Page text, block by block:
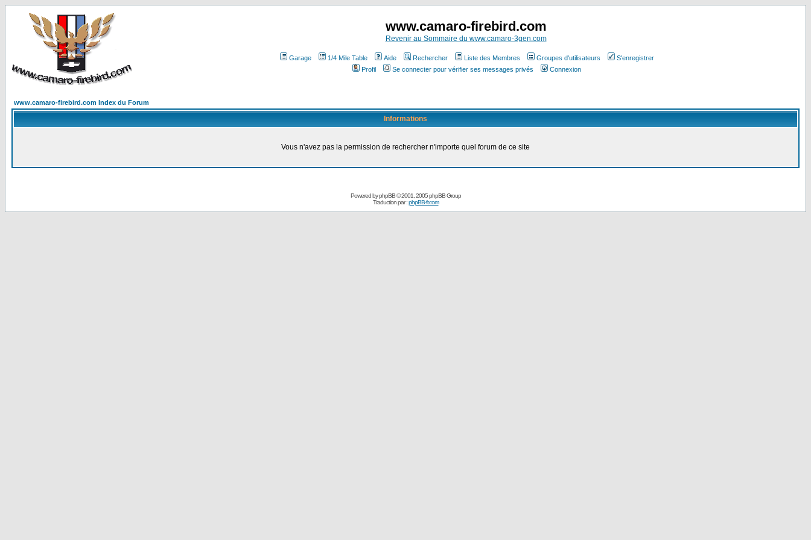
www.camaro-firebird.com
Revenir au Sommaire du www.camaro-3gen.com
Garage 1/4 Mile Table Aide Rechercher Liste des Membres Groupes d'utilisateurs
S'enregistrer
Profil
Se connecter pour vérifier ses messages privés Connexion
www.camaro-firebird.com Index du Forum
Informations
Vous n'avez pas la permission de rechercher n'importe quel forum de ce site
Powered byphpBB© 2001, 2005 phpBB Group
Traduction par :phpBB-fr.com